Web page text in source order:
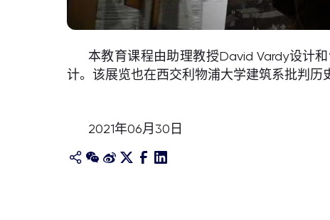
本教育课程由助理教授David Vardy设计
计。该展览也在西交利物浦大学建筑系批判历
2021年06月30日